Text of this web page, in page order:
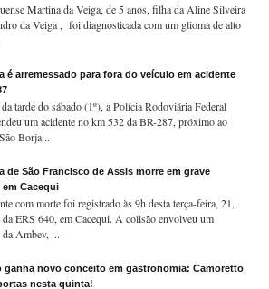
Martina da Veiga, de 5 anos, filha da Aline Silveira
da Veiga , foi diagnosticada com um glioma de alto
é arremessado para fora do veículo em acidente
tarde do sábado (1º), a Polícia Rodoviária Federal
um acidente no km 532 da BR-287, próximo ao
Borja...
de São Francisco de Assis morre em grave
em Cacequi
com morte foi registrado às 9h desta terça-feira, 21,
ERS 640, em Cacequi. A colisão envolveu um
da Ambev, ...
ganha novo conceito em gastronomia: Camoretto
nesta quinta!